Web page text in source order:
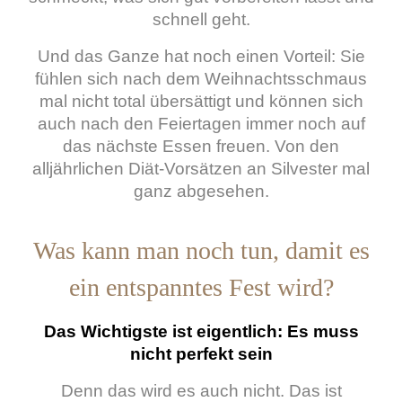
schnell geht.
Und das Ganze hat noch einen Vorteil: Sie
fühlen sich nach dem Weihnachtsschmaus
mal nicht total übersättigt und können sich
auch nach den Feiertagen immer noch auf
das nächste Essen freuen. Von den
alljährlichen Diät-Vorsätzen an Silvester mal
ganz abgesehen.
Was kann man noch tun, damit es
ein entspanntes Fest wird?
Das Wichtigste ist eigentlich: Es muss
nicht perfekt sein
Denn das wird es auch nicht. Das ist